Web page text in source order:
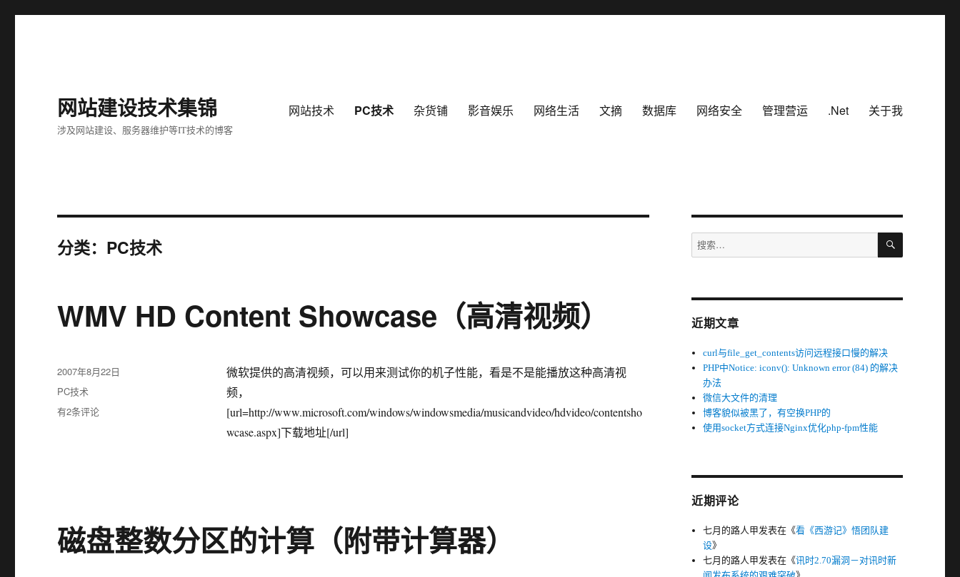
网站建设技术集锦
涉及网站建设、服务器维护等IT技术的博客
网站技术 PC技术 杂货铺 影音娱乐 网络生活 文摘 数据库 网络安全 管理营运 .Net 关于我
分类：PC技术
WMV HD Content Showcase（高清视频）
微软提供的高清视频，可以用来测试你的机子性能，看是不是能播放这种高清视
频，
[url=http://www.microsoft.com/windows/windowsmedia/musicandvideo/hdvideo/contentsho
wcase.aspx]下载地址[/url]
发
布
2007年8月22日
分
类
PC技术
WMV
有2条评论
磁盘整数分区的计算（附带计算器）
搜
索：
搜
近期文章
curl与file_get_contents访问远程接口慢的解决
PHP中Notice: iconv(): Unknown error (84) 的解决
办法
微信大文件的清理
博客貌似被黑了，有空换PHP的
使用socket方式连接Nginx优化php-fpm性能
近期评论
七月的路人甲发表在《看《西游记》悟团队建
设》
七月的路人甲发表在《讯时2.70漏洞－对讯时新